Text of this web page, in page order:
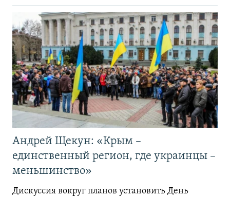
Андрей Щекун: «Крым –
единственный регион, где украинцы –
меньшинство»
Дискуссия вокруг планов установить День